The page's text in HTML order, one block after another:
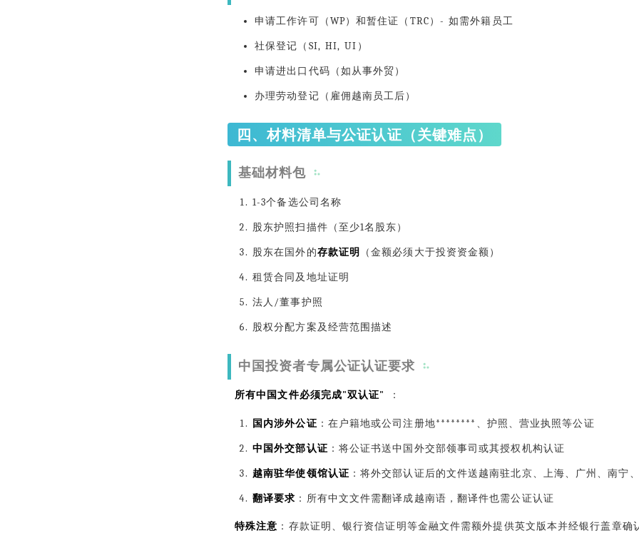
申请工作许可（WP）和暂住证（TRC）- 如需外籍员工
社保登记（SI, HI, UI）
申请进出口代码（如从事外贸）
办理劳动登记（雇佣越南员工后）
四、材料清单与公证认证（关键难点）
基础材料包
1-3个备选公司名称
股东护照扫描件（至少1名股东）
股东在国外的存款证明 （金额必须大于投资资金额）
租赁合同及地址证明
法人/董事护照
股权分配方案及经营范围描述
中国投资者专属公证认证要求
所有中国文件必须完成"双认证" ：
国内涉外公证：在户籍地或公司注册地********、护照、营业执照等公证
中国外交部认证：将公证书送中国外交部领事司或其授权机构认证
越南驻华使领馆认证：将外交部认证后的文件送越南驻北京、上海、广州、南宁
翻译要求 ：所有中文文件需翻译成越南语，翻译件也需公证认证
特殊注意 ：存款证明、银行资信证明等金融文件需额外提供英文版本并经银行盖章确